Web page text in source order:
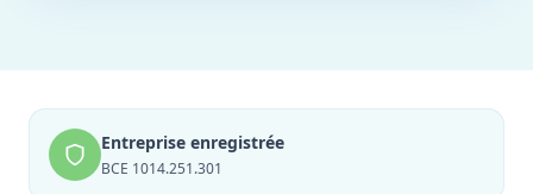
Entreprise enregistrée
BCE 1014.251.301